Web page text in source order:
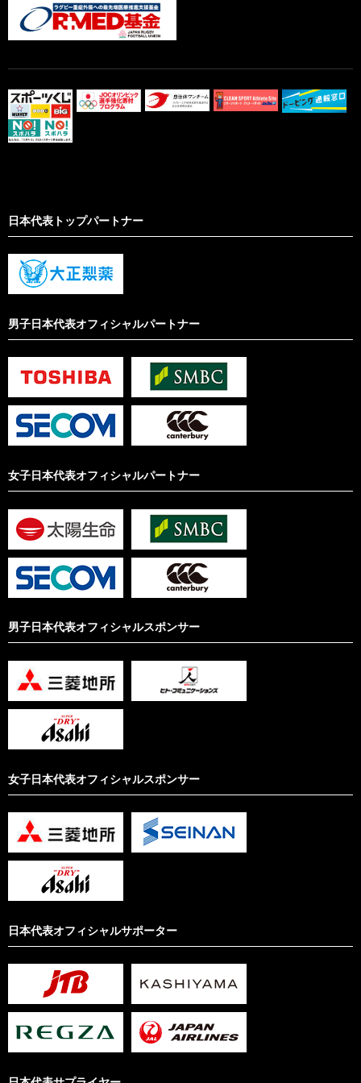
日本代表トップパートナー
男子日本代表オフィシャルパートナー
女子日本代表オフィシャルパートナー
男子日本代表オフィシャルスポンサー
女子日本代表オフィシャルスポンサー
日本代表オフィシャルサポーター